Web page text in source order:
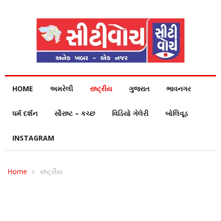
HOME અમરેલી રાષ્ટ્રીય ગુજરાત ભાવનગર
ધર્મ દર્શન સૌરાષ્ટ – કચ્છ વિડિયો ગેલેરી બોલિવૂડ
INSTAGRAM
Home રાષ્ટ્રીય